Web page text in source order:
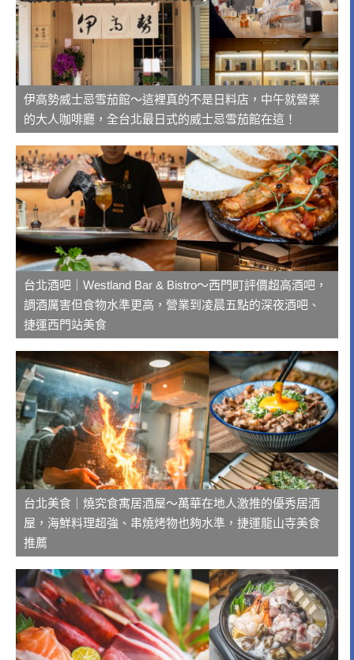
伊高勢威士忌雪茄館～這裡真的不是日料店，中午就營業
的大人咖啡廳，全台北最日式的威士忌雪茄館在這！
台北酒吧｜Westland Bar & Bistro～西門町評價超高酒吧，
調酒厲害但食物水準更高，營業到凌晨五點的深夜酒吧、
捷運西門站美食
台北美食｜燒究食寓居酒屋～萬華在地人激推的優秀居酒
屋，海鮮料理超強、串燒烤物也夠水準，捷運龍山寺美食
推薦